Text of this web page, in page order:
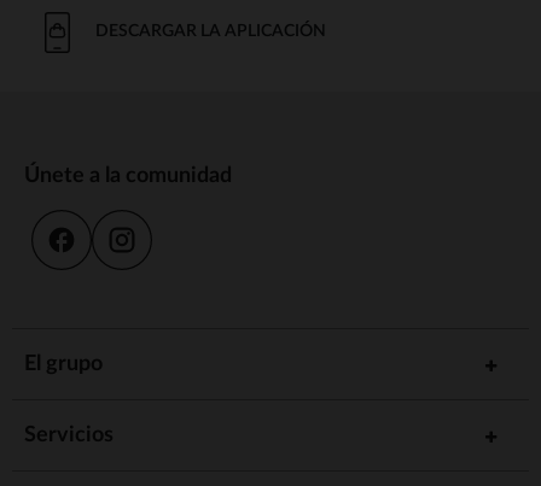
DESCARGAR LA APLICACIÓN
Únete a la comunidad
El grupo
Servicios